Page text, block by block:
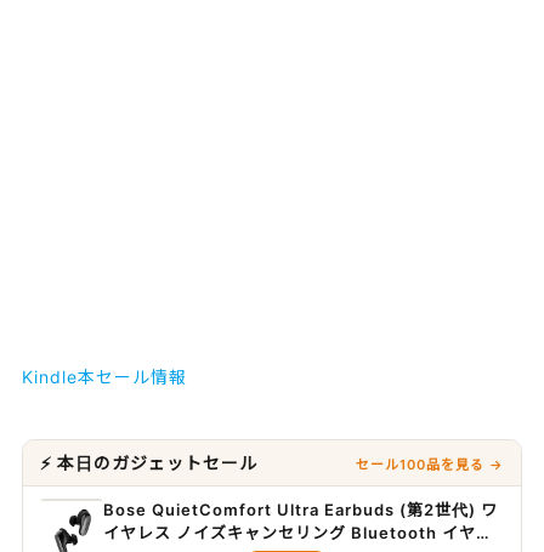
Kindle本セール情報
⚡ 本日のガジェットセール セール100品を見る →
Bose QuietComfort Ultra Earbuds (第2世代) ワ
イヤレス ノイズキャンセリング Bluetooth イヤホ